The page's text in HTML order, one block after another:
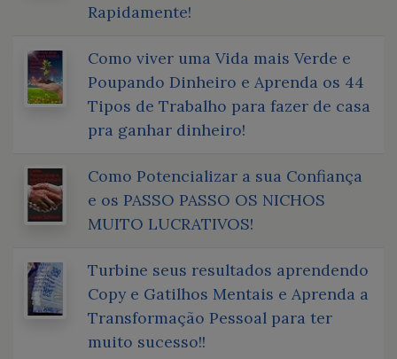
Rapidamente!
Como viver uma Vida mais Verde e
Poupando Dinheiro e Aprenda os 44
Tipos de Trabalho para fazer de casa
pra ganhar dinheiro!
Como Potencializar a sua Confiança
e os PASSO PASSO OS NICHOS
MUITO LUCRATIVOS!
Turbine seus resultados aprendendo
Copy e Gatilhos Mentais e Aprenda a
Transformação Pessoal para ter
muito sucesso!!